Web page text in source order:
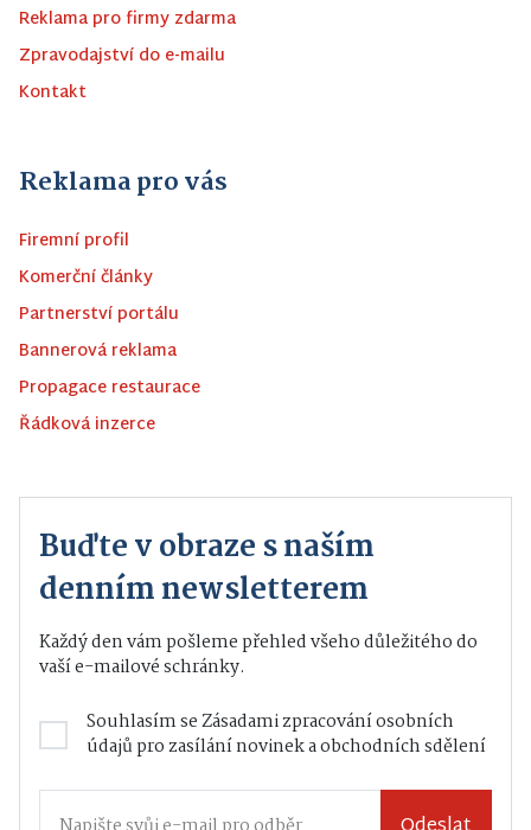
Reklama pro firmy zdarma
Zpravodajství do e-mailu
Kontakt
Reklama pro vás
Firemní profil
Komerční články
Partnerství portálu
Bannerová reklama
Propagace restaurace
Řádková inzerce
Buďte v obraze s naším
denním newsletterem
Každý den vám pošleme přehled všeho důležitého do
vaší e-mailové schránky.
Souhlasím seZásadami zpracování osobních
údajůpro zasílání novinek a obchodních sdělení